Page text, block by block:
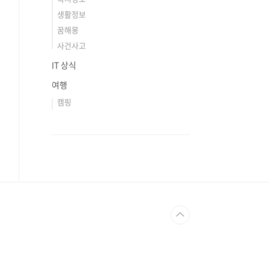
생활정보
꿈해몽
사건사고
IT 상식
여행
캠핑